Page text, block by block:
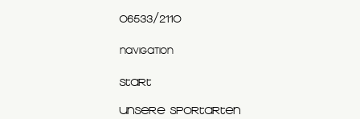
06533/2110
NAVIGATION
Start
Unsere Sportarten